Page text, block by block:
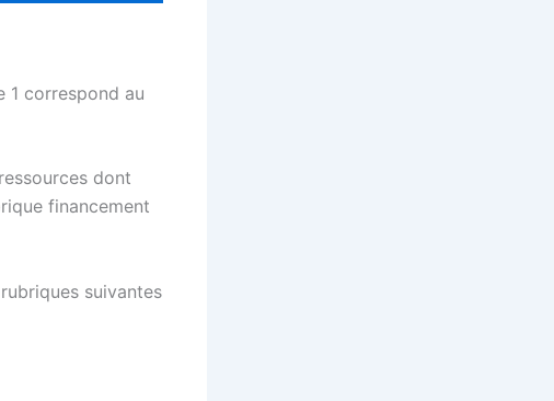
1 correspond au
dont
financement
suivantes